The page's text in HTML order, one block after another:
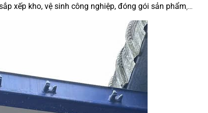
xếp kho, vệ sinh công nghiệp, đóng gói sản phẩm,…